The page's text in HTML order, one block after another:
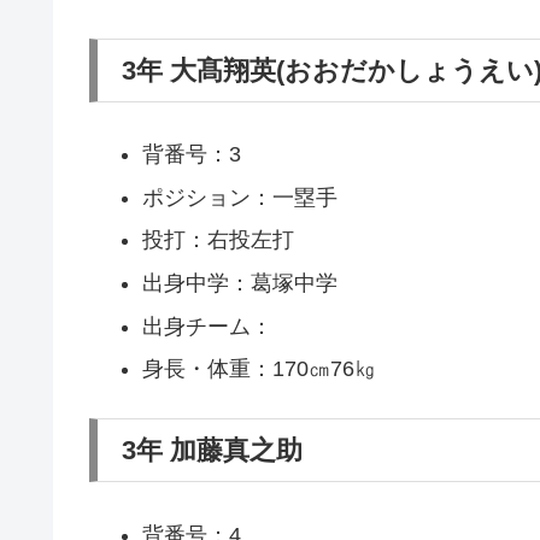
3年 大髙翔英(おおだかしょうえい
背番号：3
ポジション：一塁手
投打：右投左打
出身中学：葛塚中学
出身チーム：
身長・体重：170㎝76㎏
3年 加藤真之助